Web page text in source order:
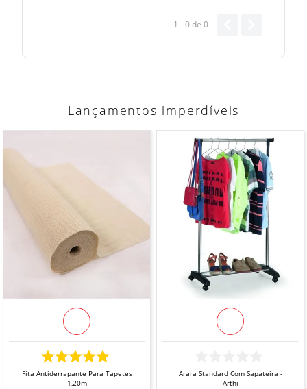
1 - 0de 0
Lançamentos imperdíveis
Fita Antiderrapante Para Tapetes
1,20m
Arara Standard Com Sapateira -
Arthi